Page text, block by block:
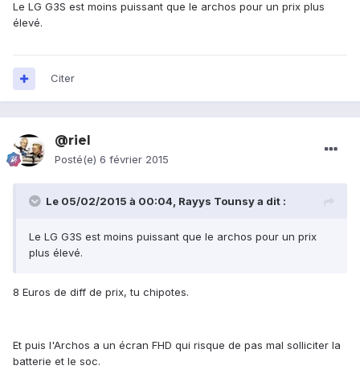
Le LG G3S est moins puissant que le archos pour un prix plus
élevé.
Citer
@riel
Posté(e) 6 février 2015
Le 05/02/2015 à 00:04, Rayys Tounsy a dit :
Le LG G3S est moins puissant que le archos pour un prix
plus élevé.
8 Euros de diff de prix, tu chipotes.
Et puis l'Archos a un écran FHD qui risque de pas mal solliciter la
batterie et le soc.